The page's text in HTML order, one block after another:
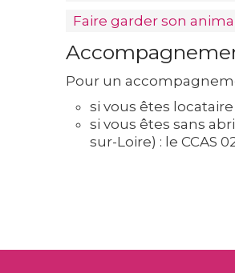
Faire garder son
Pour un
si vous êtes locataire
si vous êtes sans
sur-Loire) : le CCAS